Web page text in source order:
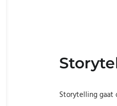
Storytelling gaat